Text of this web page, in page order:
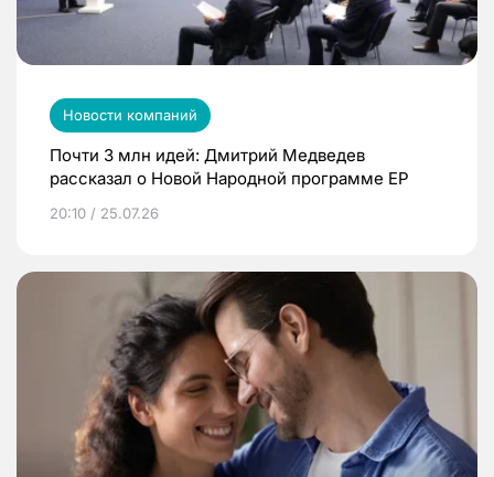
Новости компаний
Почти 3 млн идей: Дмитрий Медведев
рассказал о Новой Народной программе ЕР
20:10 / 25.07.26